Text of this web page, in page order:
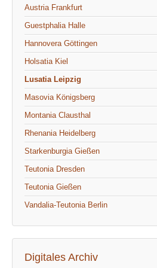
Austria Frankfurt
Guestphalia Halle
Hannovera Göttingen
Holsatia Kiel
Lusatia Leipzig
Masovia Königsberg
Montania Clausthal
Rhenania Heidelberg
Starkenburgia Gießen
Teutonia Dresden
Teutonia Gießen
Vandalia-Teutonia Berlin
Digitales Archiv